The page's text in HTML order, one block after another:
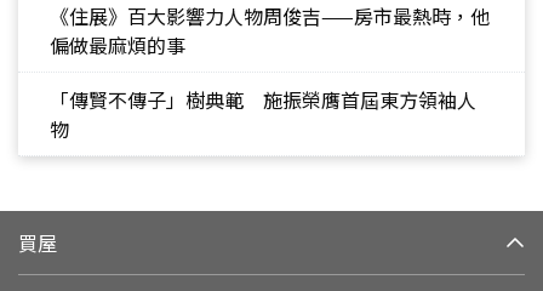
《住展》百大影響力人物周俊吉——房市最熱時，他
偏做最麻煩的事
「傳賢不傳子」樹典範 施振榮膺首屆東方領袖人
物
買屋